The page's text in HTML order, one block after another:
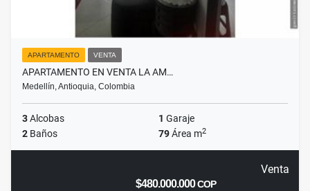
APARTAMENTO VENTA
APARTAMENTO EN VENTA LA AM…
Medellín, Antioquia, Colombia
3Alcobas 1 Garaje
2 Baños 79Área m2
Venta
$480.000.000COP